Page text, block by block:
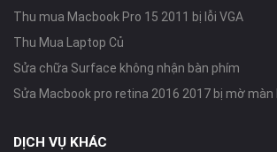
Thu mua Macbook Pro 15 2011 bị lỗi VGA
Thu Mua Laptop Củ
Sửa chữa Surface không nhận bàn phím
Sửa Macbook pro retina 2016 2017 bị mờ màn
DỊCH VỤ KHÁC